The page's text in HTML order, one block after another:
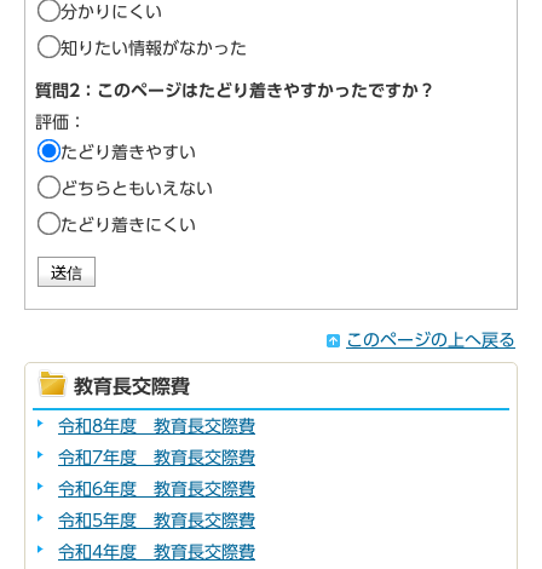
分かりにくい
知りたい情報がなかった
質問2：このページはたどり着きやすかったですか？
評価：
たどり着きやすい
どちらともいえない
たどり着きにくい
このページの上へ戻る
教育長交際費
令和8年度 教育長交際費
令和7年度 教育長交際費
令和6年度 教育長交際費
令和5年度 教育長交際費
令和4年度 教育長交際費